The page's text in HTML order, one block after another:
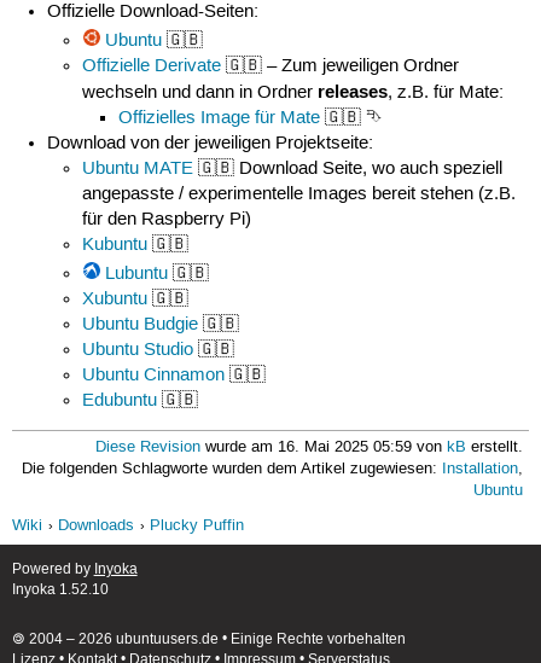
Offizielle Download-Seiten:
Ubuntu 🇬🇧
Offizielle Derivate 🇬🇧 – Zum jeweiligen Ordner
wechseln und dann in Ordner releases, z.B. für Mate:
Offizielles Image für Mate🇬🇧 ⮷
Download von der jeweiligen Projektseite:
Ubuntu MATE 🇬🇧 Download Seite, wo auch speziell
angepasste / experimentelle Images bereit stehen (z.B.
für den Raspberry Pi)
Kubuntu 🇬🇧
Lubuntu 🇬🇧
Xubuntu 🇬🇧
Ubuntu Budgie 🇬🇧
Ubuntu Studio 🇬🇧
Ubuntu Cinnamon 🇬🇧
Edubuntu 🇬🇧
Diese Revision wurde am 16. Mai 2025 05:59 von kB erstellt.
Die folgenden Schlagworte wurden dem Artikel zugewiesen: Installation,
Ubuntu
Wiki
Downloads Plucky Puffin
Powered by Inyoka
Inyoka 1.52.10
🄯 2004 – 2026 ubuntuusers.de • Einige Rechte vorbehalten